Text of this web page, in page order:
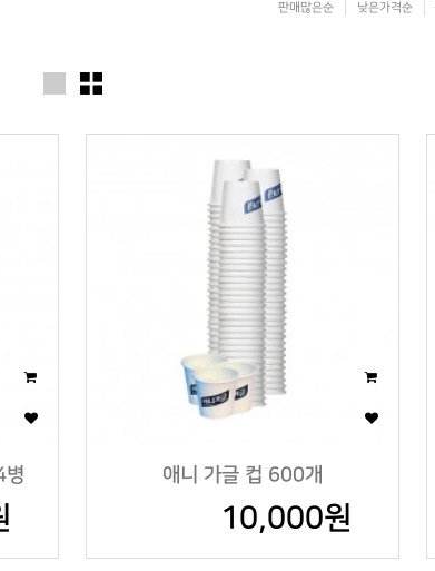
판매많은순 낮은가격순
병 애니 가글 컵 600개
10,000원